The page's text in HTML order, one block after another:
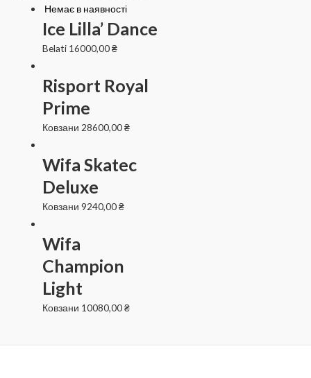
Немає в наявності
Ice Lilla’ Dance
Belati 16000,00₴
Risport Royal
Prime
Ковзани 28600,00₴
Wifa Skatec
Deluxe
Ковзани9240,00₴
Wifa
Champion
Light
Ковзани 10080,00₴